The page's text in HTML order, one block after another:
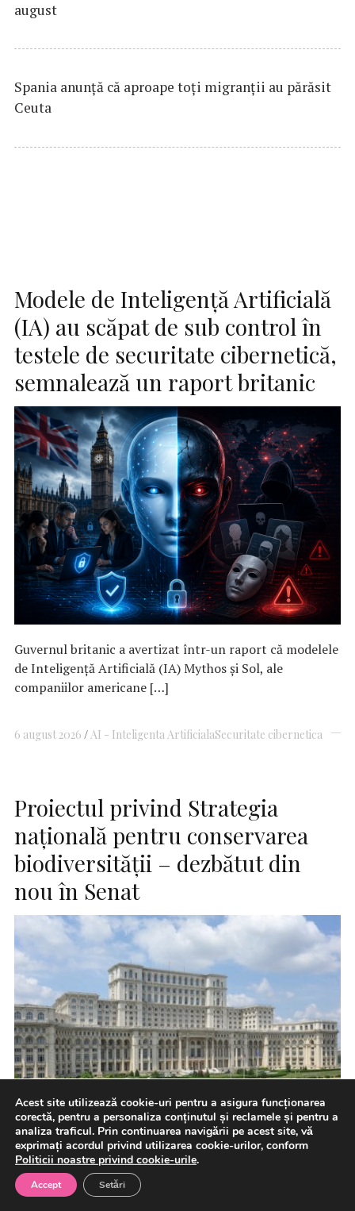
august
Spania anunţă că aproape toţi migranţii au părăsit
Ceuta
Modele de Inteligenţă Artificială
(IA) au scăpat de sub control în
testele de securitate cibernetică,
semnalează un raport britanic
Guvernul britanic a avertizat într-un raport că modelele
de Inteligenţă Artificială (IA) Mythos şi Sol, ale
companiilor americane […]
6 august 2026 AI - Inteligenta ArtificialaSecuritate cibernetica
Proiectul privind Strategia
naţională pentru conservarea
biodiversităţii – dezbătut din
nou în Senat
Acest site utilizează cookie-uri pentru a asigura funcționarea
corectă, pentru a personaliza conținutul și reclamele și pentru a
analiza traficul. Prin continuarea navigării pe acest site, vă
exprimați acordul privind utilizarea cookie-urilor, conform
Politicii noastre privind cookie-urile.
Accept Setări